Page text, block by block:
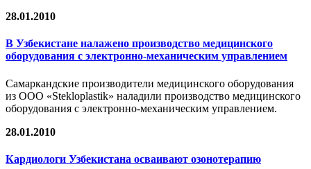
28.01.2010
В Узбекистане налажено производство медицинского
оборудования с электронно-механическим управлением
Самаркандские производители медицинского оборудования
из ООО «Stekloplastik» наладили производство медицинского
оборудования с электронно-механическим управлением.
28.01.2010
Кардиологи Узбекистана осваивают озонотерапию